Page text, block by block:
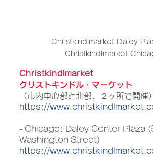
Christkindlmarket Daley
Christkindlmarket
Christkindlmarket
クリストキンドル・マーケット
（市内中心部と北部、２ヶ所で開催）
https://
- Chicago: Daley Center Plaza
Washington Street)
https://